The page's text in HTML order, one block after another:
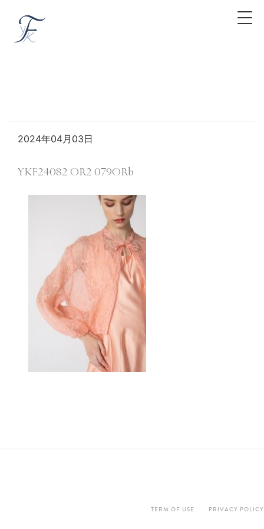
2024年04月03日
YKF24082 OR2 079ORb
TERM OF USE PRIVACY POLICY